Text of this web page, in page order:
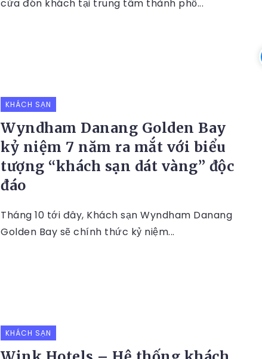
cửa đón khách tại trung tâm thành phố...
KHÁCH SẠN
Wyndham Danang Golden Bay
kỷ niệm 7 năm ra mắt với biểu
tượng “khách sạn dát vàng” độc
đáo
Tháng 10 tới đây, Khách sạn Wyndham Danang
Golden Bay sẽ chính thức kỷ niệm...
KHÁCH SẠN